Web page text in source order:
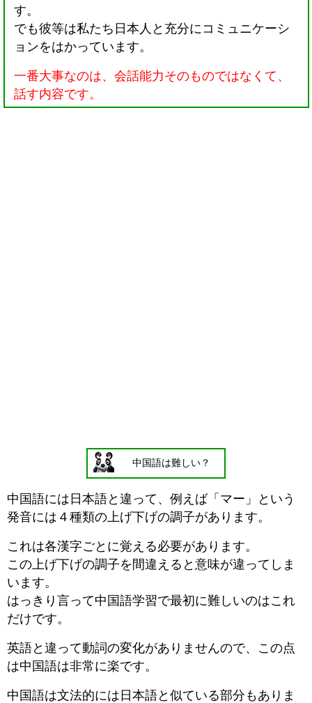
す。
でも彼等は私たち日本人と充分にコミュニケーシ
ョンをはかっています。
一番大事なのは、会話能力そのものではなくて、
話す内容です。
中国語は難しい？
中国語には日本語と違って、例えば「マー」という
発音には４種類の上げ下げの調子があります。
これは各漢字ごとに覚える必要があります。
この上げ下げの調子を間違えると意味が違ってしま
います。
はっきり言って中国語学習で最初に難しいのはこれ
だけです。
英語と違って動詞の変化がありませんので、この点
は中国語は非常に楽です。
中国語は文法的には日本語と似ている部分もありま